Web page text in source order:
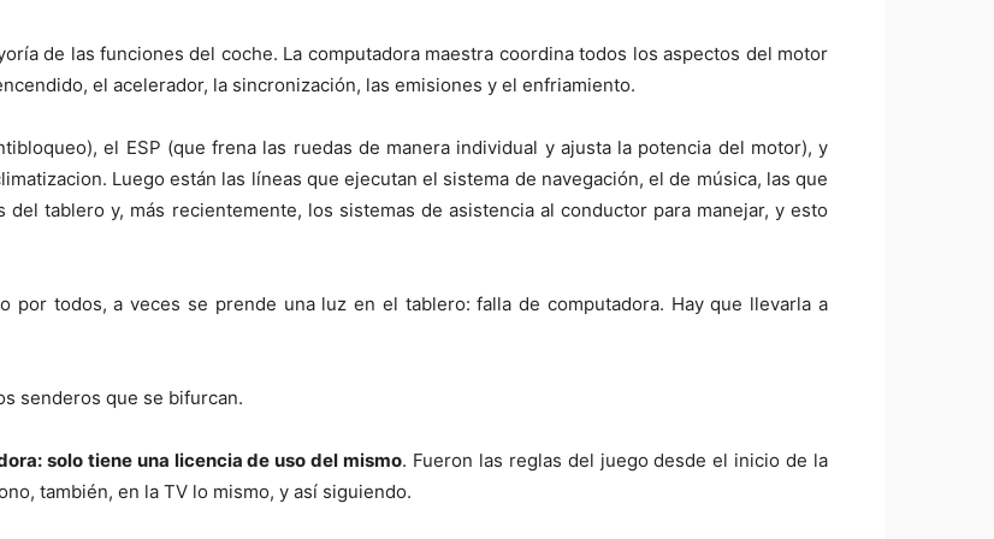
de las funciones del coche. La computadora maestra coordina todos los aspectos del motor
el acelerador, la sincronización, las emisiones y el enfriamiento.
el ESP (que frena las ruedas de manera individual y ajusta la potencia del motor), y
Luego están las líneas que ejecutan el sistema de navegación, el de música, las que
tablero y, más recientemente, los sistemas de asistencia al conductor para manejar, y esto
por todos, a veces se prende una luz en el tablero: falla de computadora. Hay que llevarla a
senderos que se bifurcan.
solo tiene una licencia de uso del mismo. Fueron las reglas del juego desde el inicio de la
también, en la TV lo mismo, y así siguiendo.